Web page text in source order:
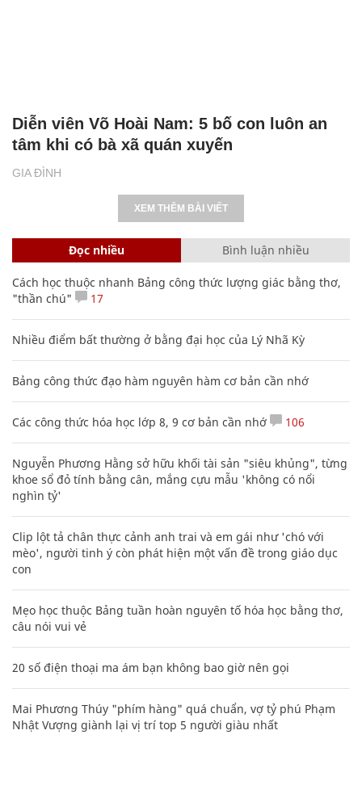
GIA ĐÌNH
Diễn viên Võ Hoài Nam: 5 bố con luôn an
tâm khi có bà xã quán xuyến
XEM THÊM BÀI VIẾT
Đọc nhiều Bình luận nhiều
Cách học thuộc nhanh Bảng công thức lượng giác bằng thơ,
"thần chú"
17
Nhiều điểm bất thường ở bằng đại học của Lý Nhã Kỳ
Bảng công thức đạo hàm nguyên hàm cơ bản cần nhớ
Các công thức hóa học lớp 8, 9 cơ bản cần nhớ 106
Nguyễn Phương Hằng sở hữu khối tài sản "siêu khủng", từng
khoe sổ đỏ tính bằng cân, mắng cựu mẫu 'không có nổi
nghìn tỷ'
Clip lột tả chân thực cảnh anh trai và em gái như 'chó với
mèo', người tinh ý còn phát hiện một vấn đề trong giáo dục
con
Mẹo học thuộc Bảng tuần hoàn nguyên tố hóa học bằng thơ,
câu nói vui vẻ
20 số điện thoại ma ám bạn không bao giờ nên gọi
Mai Phương Thúy "phím hàng" quá chuẩn, vợ tỷ phú Phạm
Nhật Vượng giành lại vị trí top 5 người giàu nhất